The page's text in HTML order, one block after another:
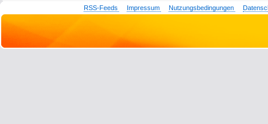
RSS-Feeds Impressum Nutzungsbedingungen